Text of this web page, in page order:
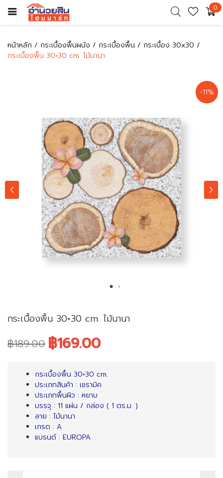
0
หน้าหลัก กระเบื้องพื้นผนัง กระเบื้องพื้น
กระเบื้อง 30x30
กระเบื้องพื้น 30×30 cm. ไม้นานา
-11%
กระเบื้องพื้น 30×30 cm. ไม้นานา
฿189.00
Original
price
was:
฿189.00.
฿169.00
Current
price
฿169.00.
กระเบื้องพื้น 30×30 cm.
ประเภทสินค้า : เซรามิค
ประเภทพื้นผิว : หยาบ
บรรจุ : 11 แผ่น / กล่อง ( 1 ตร.ม. )
ลาย : ไม้นานา
เกรด : A
แบรนด์ : EUROPA